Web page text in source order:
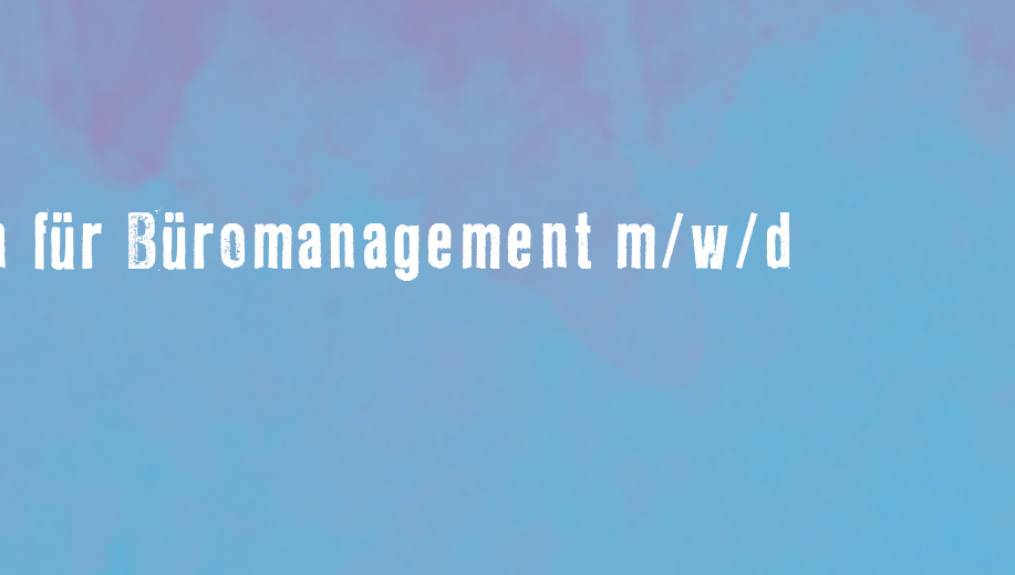
für Büromanagement m/w/d